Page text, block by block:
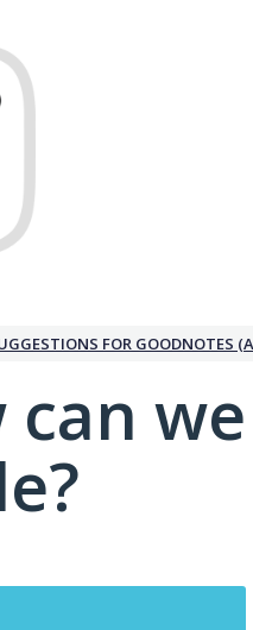
FOR GOODNOTES
can